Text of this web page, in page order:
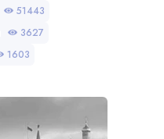
51443
3627
1603